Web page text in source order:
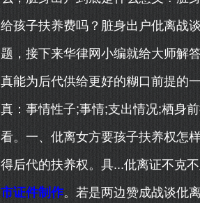
给孩子扶养费吗？脏身出户仳离战
题，接下来华律网小编就给大师解
真能为后代供给更好的糊口前提的
真：事情性子;事情;支出情况;栖身
看。一、仳离女方要孩子扶养权怎
得后代的扶养权。具...仳离证不克
市证件制作。若是两边赞成战谈仳